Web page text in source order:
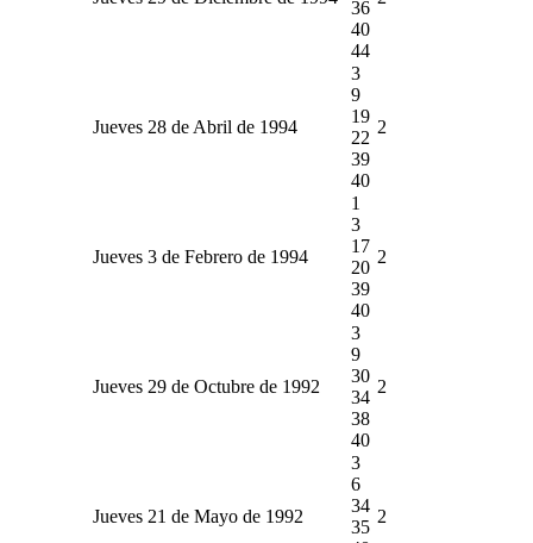
36
40
44
Jueves 28 de Abril de 1994
3
9
19
22
39
40
2
Jueves 3 de Febrero de 1994
1
3
17
20
39
40
2
Jueves 29 de Octubre de 1992
3
9
30
34
38
40
2
Jueves 21 de Mayo de 1992
3
6
34
35
2